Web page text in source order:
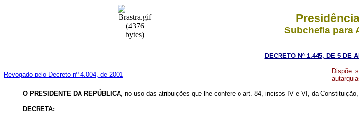
Subchefia para
DECRETO Nº 1.445, DE 5 DE
Revogado pelo Decreto nº 4.004, de 2001
Dispõe
O PRESIDENTE DA REPÚBLICA, no uso das atribuições que lhe confere o art. 84, incisos IV e VI, da
DECRETA: